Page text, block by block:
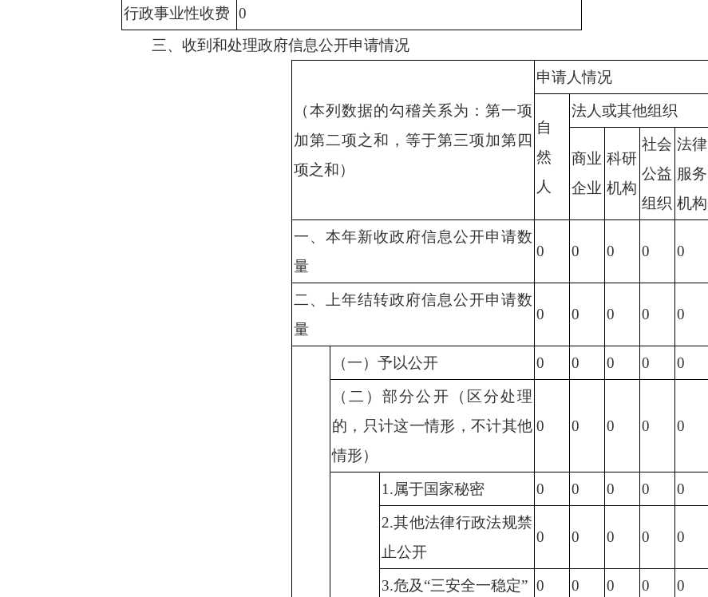
行政事业性收费 0
三、收到和处理政府信息公开申请情况
（本列数据的勾稽关系为：第一项
加第二项之和，等于第三项加第四
项之和）
申请人情况
自
然
人
法人或其他组织
商业
企业
科研
机构
社会
公益
组织
法律
服务
机构
一、本年新收政府信息公开申请数
量
0 0 0 0 0
二、上年结转政府信息公开申请数
量
0 0 0 0 0
（一）予以公开 0 0 0 0 0
（二）部分公开（区分处理
的，只计这一情形，不计其他
情形）
0 0 0 0 0
1.属于国家秘密 0 0 0 0 0
2.其他法律行政法规禁
止公开
0 0 0 0 0
3.危及“三安全一稳定” 0 0 0 0 0